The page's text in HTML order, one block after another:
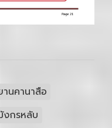
นคานาสือ
งกรหลับ